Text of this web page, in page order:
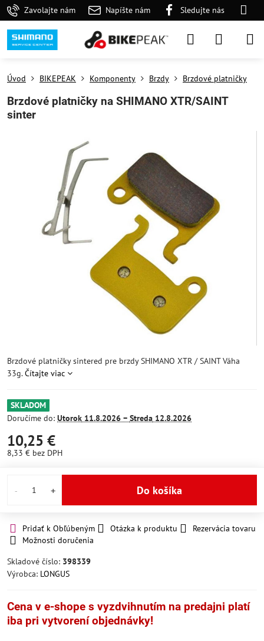
Zavolajte nám Napíšte nám Sledujte nás
Úvod BIKEPEAK Komponenty Brzdy Brzdové platničky
Brzdové platničky na SHIMANO XTR/SAINT
sinter
Brzdové platničky sintered pre brzdy SHIMANO XTR / SAINT Váha
33g.Čítajte viac
SKLADOM
Doručíme do: Utorok 11.8.2026 − Streda 12.8.2026
10,25 €
8,33 € bez DPH
Do košíka
Pridať k Obľúbeným Otázka k produktu
Rezervácia tovaru
Možnosti doručenia
Skladové číslo: 398339
Výrobca: LONGUS
Cena v e-shope s vyzdvihnutím na predajni platí
iba pri vytvorení objednávky!